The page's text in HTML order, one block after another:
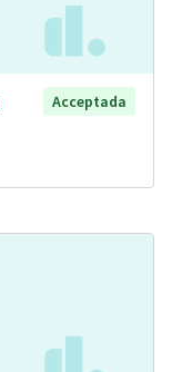
Acceptada